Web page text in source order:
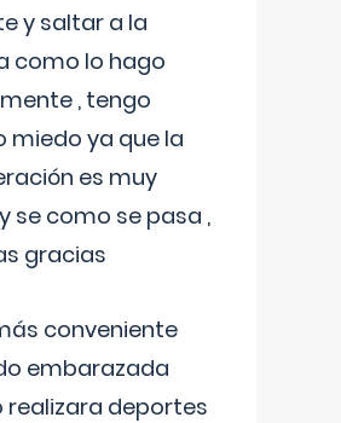
y saltar a la
como lo hago
, tengo
miedo ya que la
es muy
se como se pasa ,
gracias
conveniente
embarazada
realizara deportes